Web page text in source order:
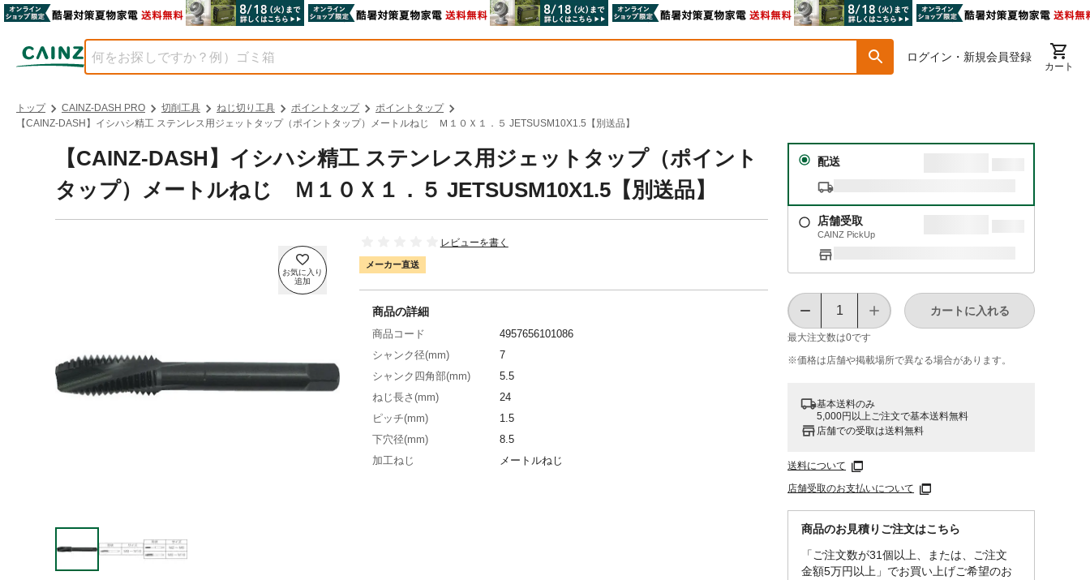
ログイン・新規会員登録
カート
トップ CAINZ-DASH PRO 切削工具 ねじ切り工具 ポイントタップ
ポイントタップ
【CAINZ-DASH】イシハシ精工 ステンレス用ジェットタップ（ポイントタップ）メートルねじ Ｍ１０Ｘ１．５ JETSUSM10X1.5【別送品】
【CAINZ-DASH】イシハシ精工 ステンレス用ジェットタップ（ポイント
タップ）メートルねじ Ｍ１０Ｘ１．５ JETSUSM10X1.5【別送品】
レビューを書く
メーカー直送
配送
店舗受取
CAINZ PickUp
最大注文数は0です
カートに入れる
※価格は​店舗や​掲載場所で​異なる​場合が​あります。
基本送料のみ
5,000円以上ご注文で基本送料無料
店舗での受取は送料無料
送料について
店舗受取のお支払いについて
商品のお見積りご注文はこちら
「ご注文数が31個以上、または、ご注文
金額5万円以上」でお買い上げご希望のお
商品の詳細
商品コード
4957656101086
シャンク径(mm)
7
シャンク四角部(mm)
5.5
ねじ長さ(mm)
24
ピッチ(mm)
1.5
下穴径(mm)
8.5
加工ねじ
メートルねじ